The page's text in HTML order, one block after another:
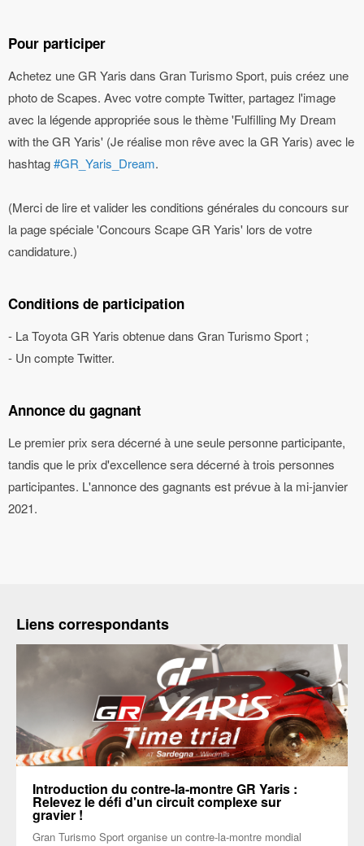
Pour participer
Achetez une GR Yaris dans Gran Turismo Sport, puis créez une
photo de Scapes. Avec votre compte Twitter, partagez l'image
avec la légende appropriée sous le thème 'Fulfilling My Dream
with the GR Yaris' (Je réalise mon rêve avec la GR Yaris) avec le
hashtag#GR_Yaris_Dream.
(Merci de lire et valider les conditions générales du concours sur
la page spéciale 'Concours Scape GR Yaris' lors de votre
candidature.)
Conditions de participation
- La Toyota GR Yaris obtenue dans Gran Turismo Sport ;
- Un compte Twitter.
Annonce du gagnant
Le premier prix sera décerné à une seule personne participante,
tandis que le prix d'excellence sera décerné à trois personnes
participantes. L'annonce des gagnants est prévue à la mi-janvier
2021.
Liens correspondants
Introduction du contre-la-montre GR Yaris :
Relevez le défi d'un circuit complexe sur
gravier !
Gran Turismo Sport organise un contre-la-montre mondial